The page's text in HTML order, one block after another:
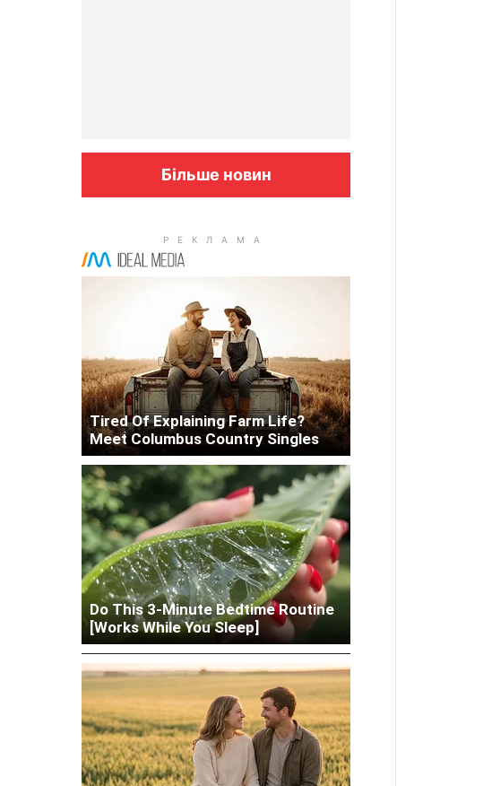
Більше новин
Tired Of Explaining Farm Life?
Meet Columbus Country Singles
Do This 3-Minute Bedtime Routine
[Works While You Sleep]
Columbus: High Blood Sugar
Patients Are Quietly Using This
Liver Fix